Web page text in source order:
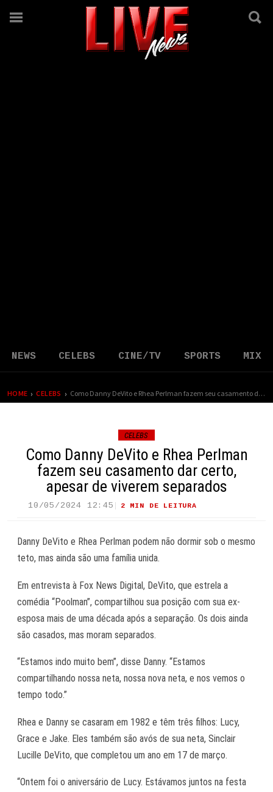
NEWS CELEBS CINE/TV SPORTS MIX
HOME › CELEBS › Como Danny DeVito e Rhea Perlman fazem seu casamento dar certo, apesar de viverem separados
CELEBS
Como Danny DeVito e Rhea Perlman
fazem seu casamento dar certo,
apesar de viverem separados
10/05/2024 12:45 2 MIN DE LEITURA
Danny DeVito e Rhea Perlman podem não dormir sob o mesmo
teto, mas ainda são uma família unida.
Em entrevista à Fox News Digital, DeVito, que estrela a
comédia “Poolman”, compartilhou sua posição com sua ex-
esposa mais de uma década após a separação. Os dois ainda
são casados, mas moram separados.
“Estamos indo muito bem”, disse Danny. “Estamos
compartilhando nossa neta, nossa nova neta, e nos vemos o
tempo todo.”
Rhea e Danny se casaram em 1982 e têm três filhos: Lucy,
Grace e Jake. Eles também são avós de sua neta, Sinclair
Lucille DeVito, que completou um ano em 17 de março.
“Ontem foi o aniversário de Lucy. Estávamos juntos na festa